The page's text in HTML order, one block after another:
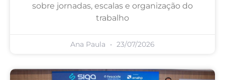
sobre jornadas, escalas e organização do
trabalho
Ana Paula 23/07/2026